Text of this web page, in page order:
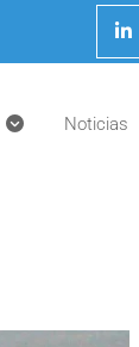
Noticias